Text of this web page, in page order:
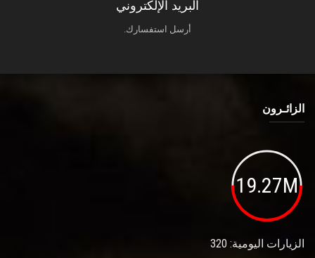
البريد الإلكتروني
أرسل استفسارك.
الزائـرون
19.27M
الزيارات اليومية: 320